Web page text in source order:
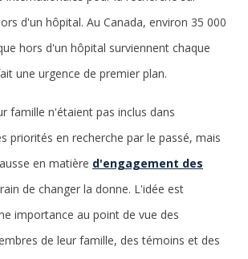
d'un hôpital. Au Canada, environ 35 000
hors d'un hôpital surviennent chaque
une urgence de premier plan.
famille n'étaient pas inclus dans
priorités en recherche par le passé, mais
en matière d'engagement des
de changer la donne. L'idée est
importance au point de vue des
de leur famille, des témoins et des